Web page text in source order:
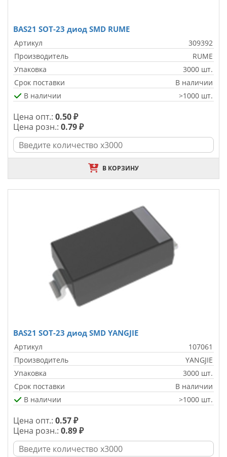
BAS21 SOT-23 диод SMD RUME
Артикул
309392
Производитель
RUME
Упаковка
3000 шт.
Срок поставки
В наличии
В наличии
>1000 шт.
Цена опт.: 0.50 ₽
Цена розн.: 0.79 ₽
В КОРЗИНУ
BAS21 SOT-23 диод SMD YANGJIE
Артикул
107061
Производитель
YANGJIE
Упаковка
3000 шт.
Срок поставки
В наличии
В наличии
>1000 шт.
Цена опт.: 0.57 ₽
Цена розн.: 0.89 ₽